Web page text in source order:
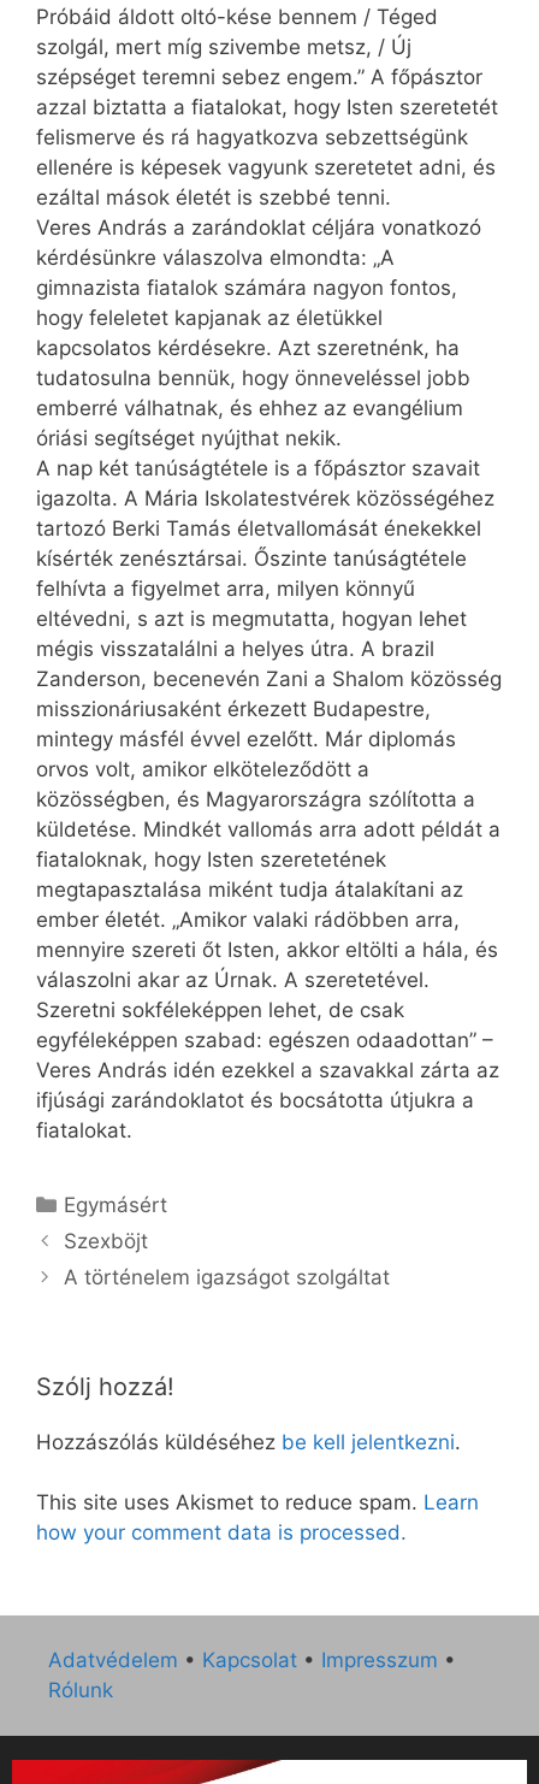
Próbáid áldott oltó-kése bennem / Téged
szolgál, mert míg szivembe metsz, / Új
szépséget teremni sebez engem.” A főpásztor
azzal biztatta a fiatalokat, hogy Isten szeretetét
felismerve és rá hagyatkozva sebzettségünk
ellenére is képesek vagyunk szeretetet adni, és
ezáltal mások életét is szebbé tenni.
Veres András a zarándoklat céljára vonatkozó
kérdésünkre válaszolva elmondta: „A
gimnazista fiatalok számára nagyon fontos,
hogy feleletet kapjanak az életükkel
kapcsolatos kérdésekre. Azt szeretnénk, ha
tudatosulna bennük, hogy önneveléssel jobb
emberré válhatnak, és ehhez az evangélium
óriási segítséget nyújthat nekik.
A nap két tanúságtétele is a főpásztor szavait
igazolta. A Mária Iskolatestvérek közösségéhez
tartozó Berki Tamás életvallomását énekekkel
kísérték zenésztársai. Őszinte tanúságtétele
felhívta a figyelmet arra, milyen könnyű
eltévedni, s azt is megmutatta, hogyan lehet
mégis visszatalálni a helyes útra. A brazil
Zanderson, becenevén Zani a Shalom közösség
misszionáriusaként érkezett Budapestre,
mintegy másfél évvel ezelőtt. Már diplomás
orvos volt, amikor elköteleződött a
közösségben, és Magyarországra szólította a
küldetése. Mindkét vallomás arra adott példát a
fiataloknak, hogy Isten szeretetének
megtapasztalása miként tudja átalakítani az
ember életét. „Amikor valaki rádöbben arra,
mennyire szereti őt Isten, akkor eltölti a hála, és
válaszolni akar az Úrnak. A szeretetével.
Szeretni sokféleképpen lehet, de csak
egyféleképpen szabad: egészen odaadottan” –
Veres András idén ezekkel a szavakkal zárta az
ifjúsági zarándoklatot és bocsátotta útjukra a
fiatalokat.
Kategória
Egymásért
Szexböjt
A történelem igazságot szolgáltat
Szólj hozzá!
Hozzászólás küldéséhez be kell jelentkezni.
This site uses Akismet to reduce spam. Learn
how your comment data is processed.
Adatvédelem • Kapcsolat • Impresszum •
Rólunk